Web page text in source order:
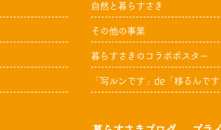
自然と暮らすさき
その他の事業
暮らすさきのコラボポスター
「写ルンです」de「移るんです